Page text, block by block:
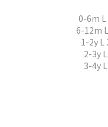
0-6m L
6-12m
1-2y L
2-3y
3-4y